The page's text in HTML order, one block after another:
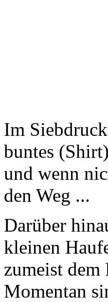
Im
buntes
und wenn
den Weg ...
Darüber
kleinen
zumeist dem
Momentan